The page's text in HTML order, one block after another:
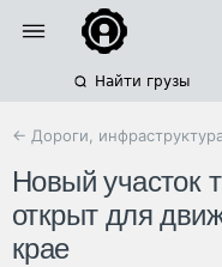
Найти грузы
← Дороги,
Новый участок
открыт для
крае